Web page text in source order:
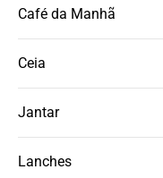
Café da Manhã
Ceia
Jantar
Lanches